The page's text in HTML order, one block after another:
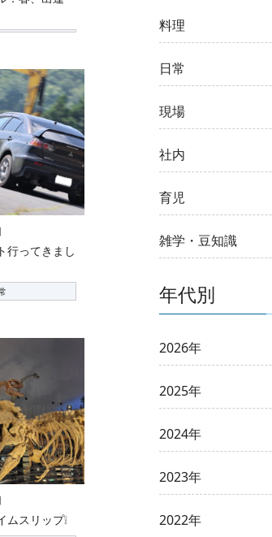
行ってきまし
スリップ❕
料理
日常
現場
社内
育児
雑学・豆知識
年代別
2026年
2025年
2024年
2023年
2022年